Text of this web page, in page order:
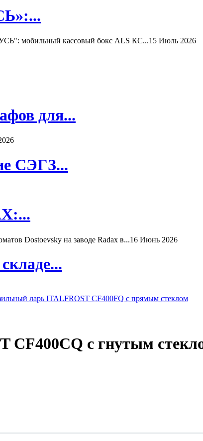
мобильный кассовый бокс ALS КС...15 Июль 2026
для...
СЭГЗ...
Dostoevsky на заводе Radax в...16 Июнь 2026
ларь ITALFROST CF400FQ с прямым стеклом
с гнутым